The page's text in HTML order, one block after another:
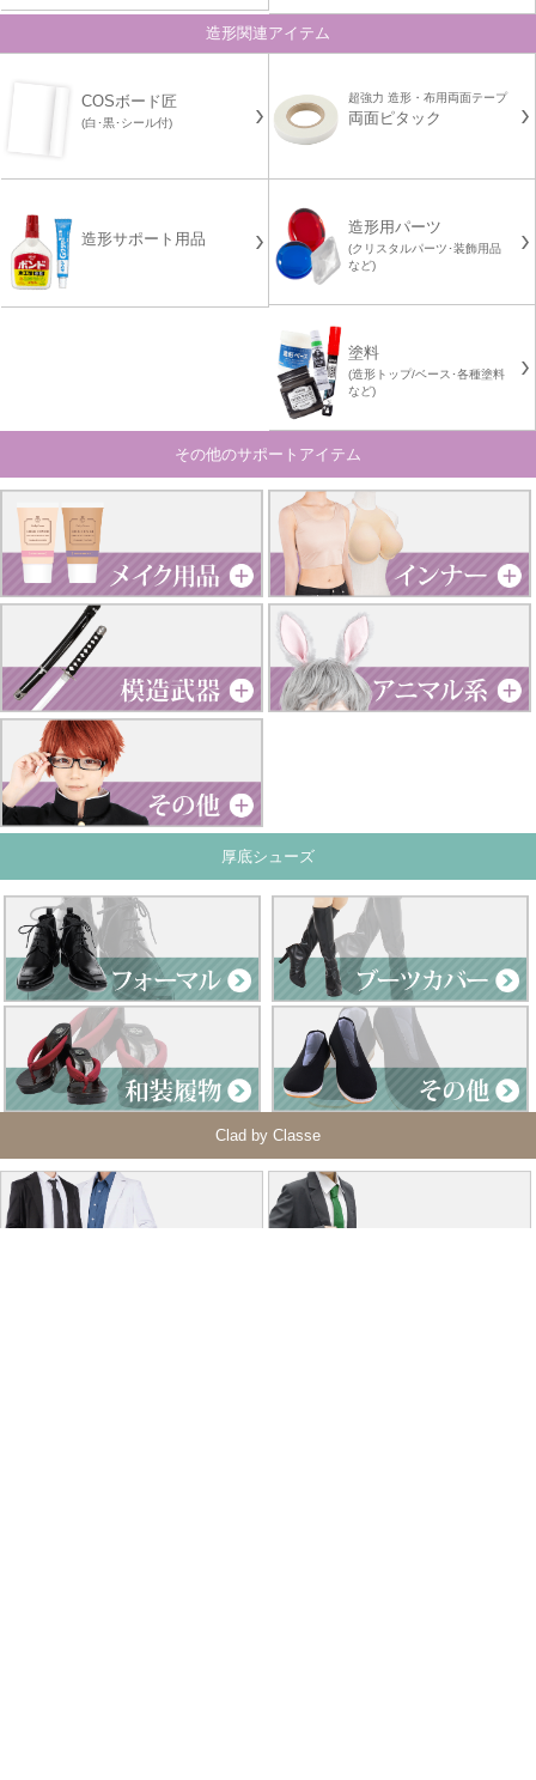
造形関連アイテム
COSボード匠
(白･黒･シール付)
超強力 造形・布用両面テープ
両面ピタック
造形サポート用品
造形用パーツ
(クリスタルパーツ･装飾用品
など)
塗料
(造形トップ/ベース･各種塗料
など)
その他のサポートアイテム
厚底シューズ
Clad by Classe